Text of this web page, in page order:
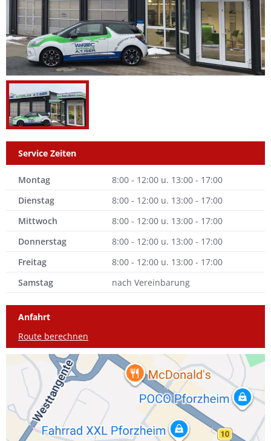
Service Zeiten
Montag
8:00 - 12:00 u. 13:00 - 17:00
Dienstag
8:00 - 12:00 u. 13:00 - 17:00
Mittwoch
8:00 - 12:00 u. 13:00 - 17:00
Donnerstag
8:00 - 12:00 u. 13:00 - 17:00
Freitag
8:00 - 12:00 u. 13:00 - 17:00
Samstag
nach Vereinbarung
Anfahrt
Route berechnen